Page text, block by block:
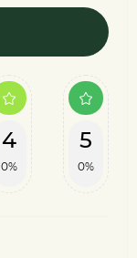
4
0%
5
0%